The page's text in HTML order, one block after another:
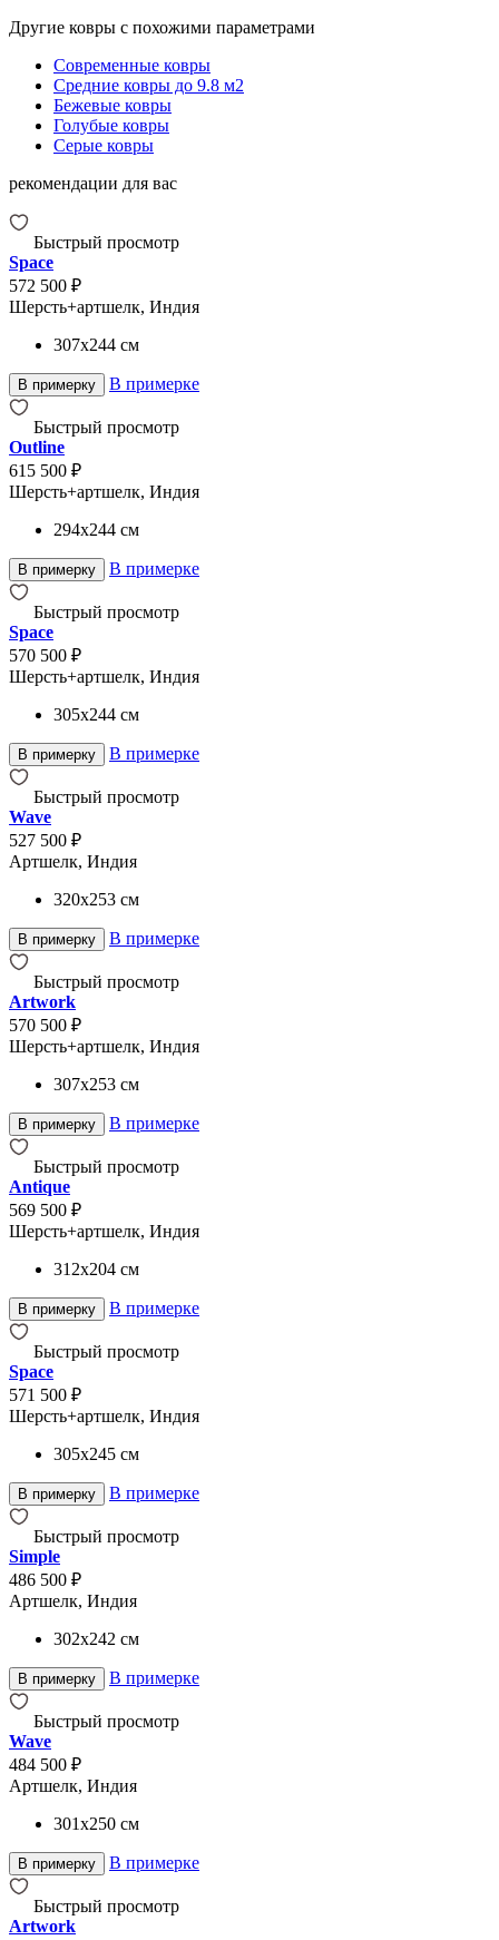
Другие ковры с похожими параметрами
Современные ковры
Средние ковры до 9.8 м2
Бежевые ковры
Голубые ковры
Серые ковры
рекомендации для вас
Быстрый просмотр
Space
572 500 ₽
Шерсть+артшелк, Индия
307x244 см
В примерку В примерке
Быстрый просмотр
Outline
615 500 ₽
Шерсть+артшелк, Индия
294x244 см
В примерку В примерке
Быстрый просмотр
Space
570 500 ₽
Шерсть+артшелк, Индия
305x244 см
В примерку В примерке
Быстрый просмотр
Wave
527 500 ₽
Артшелк, Индия
320x253 см
В примерку В примерке
Быстрый просмотр
Artwork
570 500 ₽
Шерсть+артшелк, Индия
307x253 см
В примерку В примерке
Быстрый просмотр
Antique
569 500 ₽
Шерсть+артшелк, Индия
312x204 см
В примерку В примерке
Быстрый просмотр
Space
571 500 ₽
Шерсть+артшелк, Индия
305x245 см
В примерку В примерке
Быстрый просмотр
Simple
486 500 ₽
Артшелк, Индия
302x242 см
В примерку В примерке
Быстрый просмотр
Wave
484 500 ₽
Артшелк, Индия
301x250 см
В примерку В примерке
Быстрый просмотр
Artwork